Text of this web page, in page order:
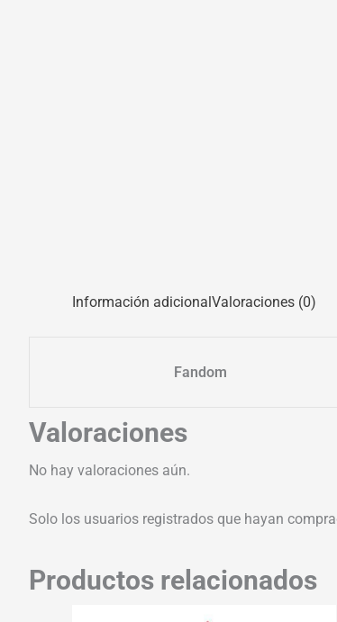
Información adicionalValoraciones (0)
Fandom
Valoraciones
No hay valoraciones aún.
Solo los usuarios registrados que hayan
Productos relacionados